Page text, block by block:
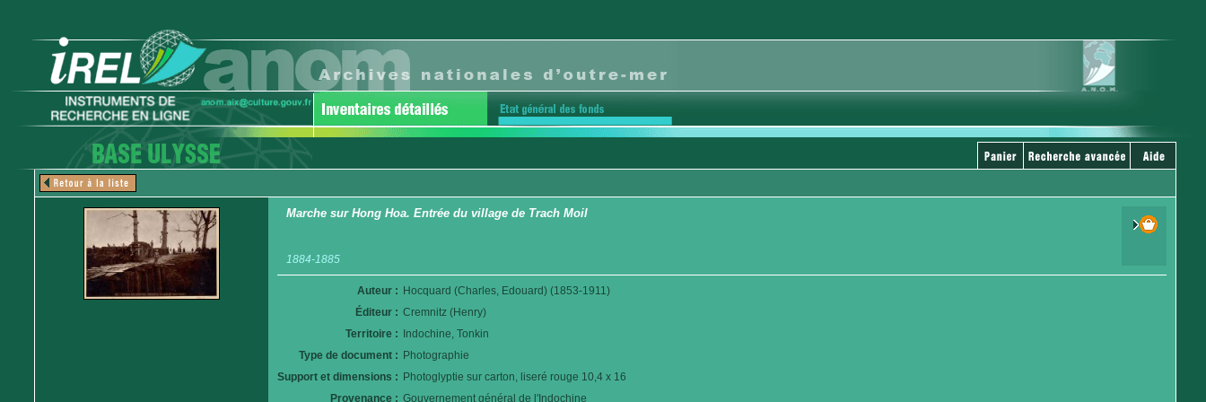
Marche sur Hong Hoa. Entrée du village de Trach Moil
1884-1885
Auteur : Hocquard (Charles, Edouard) (1853-1911)
Éditeur : Cremnitz (Henry)
Territoire :
Indochine, Tonkin
Type de document : Photographie
Support et dimensions : Photoglyptie sur carton, liseré rouge 10,4 x 16
Provenance : Gouvernement général de l'Indochine